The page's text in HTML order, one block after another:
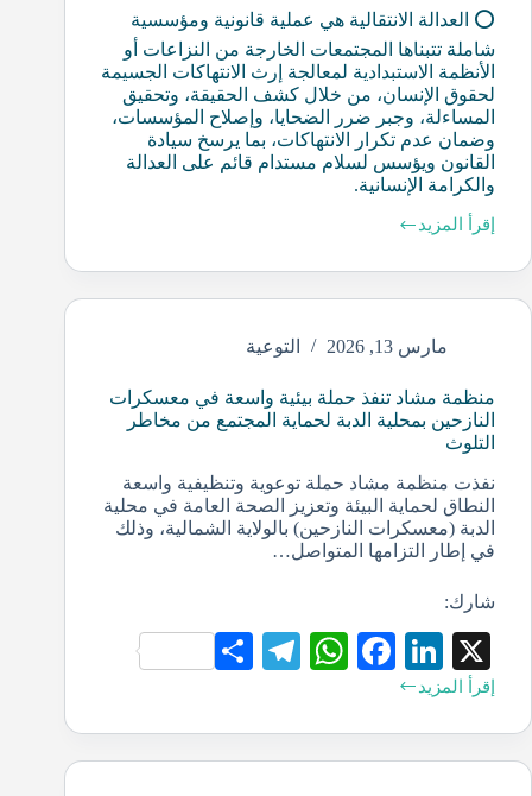
⭕️ العدالة الانتقالية هي عملية قانونية ومؤسسية
شاملة تتبناها المجتمعات الخارجة من النزاعات أو
الأنظمة الاستبدادية لمعالجة إرث الانتهاكات الجسيمة
لحقوق الإنسان، من خلال كشف الحقيقة، وتحقيق
المساءلة، وجبر ضرر الضحايا، وإصلاح المؤسسات،
وضمان عدم تكرار الانتهاكات، بما يرسخ سيادة
القانون ويؤسس لسلام مستدام قائم على العدالة
والكرامة الإنسانية.
إقرأ المزيد
مارس 13, 2026 التوعية
منظمة مشاد تنفذ حملة بيئية واسعة في معسكرات
النازحين بمحلية الدبة لحماية المجتمع من مخاطر
التلوث
نفذت منظمة مشاد حملة توعوية وتنظيفية واسعة
النطاق لحماية البيئة وتعزيز الصحة العامة في محلية
الدبة (معسكرات النازحين) بالولاية الشمالية، وذلك
في إطار التزامها المتواصل…
شارك:
X
Li
nk
ed
In
Fa
bo
ok
W
ts
A
Te
gr
a
re
إقرأ المزيد